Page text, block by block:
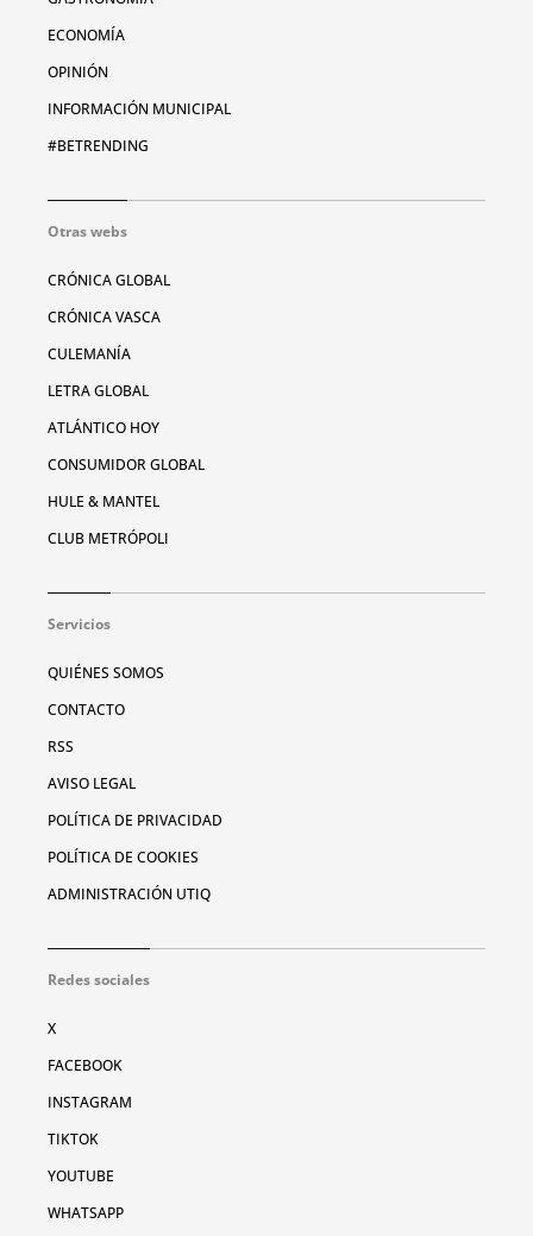
ECONOMÍA
OPINIÓN
INFORMACIÓN MUNICIPAL
#BETRENDING
Otras webs
CRÓNICA GLOBAL
CRÓNICA VASCA
CULEMANÍA
LETRA GLOBAL
ATLÁNTICO HOY
CONSUMIDOR GLOBAL
HULE & MANTEL
CLUB METRÓPOLI
Servicios
QUIÉNES SOMOS
CONTACTO
RSS
AVISO LEGAL
POLÍTICA DE PRIVACIDAD
POLÍTICA DE COOKIES
ADMINISTRACIÓN UTIQ
Redes sociales
X
FACEBOOK
INSTAGRAM
TIKTOK
YOUTUBE
WHATSAPP